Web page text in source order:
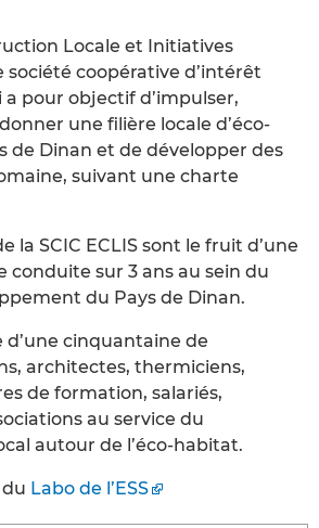
Locale et Initiatives
société coopérative d’intérêt
a pour objectif d’impulser,
une filière locale d’éco-
de Dinan et de développer des
suivant une charte
la SCIC ECLIS sont le fruit d’une
conduite sur 3 ans au sein du
du Pays de Dinan.
d’une cinquantaine de
architectes, thermiciens,
de formation, salariés,
au service du
autour de l’éco-habitat.
Labo de l’ESS